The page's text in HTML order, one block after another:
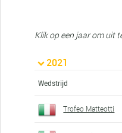
Klik op een jaar om uit
2021
Wedstrijd
Trofeo Matteotti